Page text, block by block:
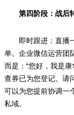
第四阶段：战
即时跟进：直播一
单。企业微信运营团
而是：“您好，我是
查券已为您登记。请
可以为您提前协调一
私域。